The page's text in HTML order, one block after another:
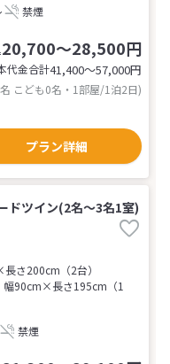
禁煙
20,700～28,500円
代金合計41,400〜57,000円
こども0名・1部屋/1泊2日)
プラン詳細
ドツイン(2名～3名1室)
さ200cm（2台）
幅90cm×長さ195cm（1
禁煙